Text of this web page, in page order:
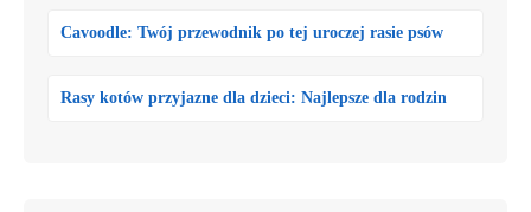
Cavoodle: Twój przewodnik po tej uroczej rasie psów
Rasy kotów przyjazne dla dzieci: Najlepsze dla rodzin